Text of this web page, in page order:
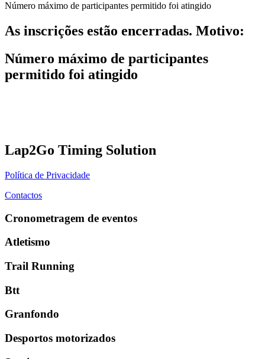
Número máximo de participantes permitido foi atingido
As inscrições estão encerradas. Motivo:
Número máximo de participantes
permitido foi atingido
Lap2Go Timing Solution
Política de Privacidade
Contactos
Cronometragem de eventos
Atletismo
Trail Running
Btt
Granfondo
Desportos motorizados